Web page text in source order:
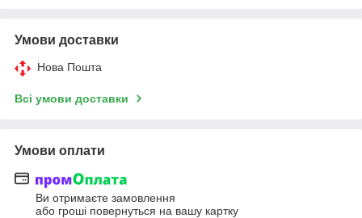
Умови доставки
Нова Пошта
Всі умови доставки
Умови оплати
Ви отримаєте замовлення
або гроші повернуться на вашу картку